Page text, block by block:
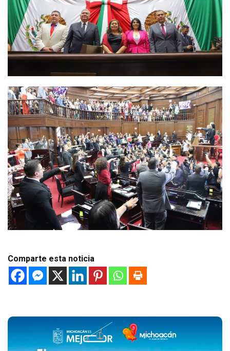
Comparte esta noticia